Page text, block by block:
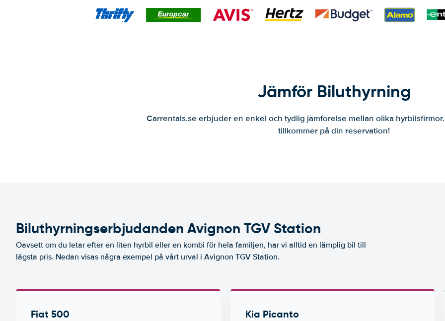
Jämför Biluthyrning
Carrentals.se erbjuder en enkel och tydlig jämförelse mellan olika
tillkommer på din reservation!
Biluthyrningserbjudanden Avignon TGV Station
Oavsett om du letar efter en liten hyrbil eller en kombi för hela familjen, har vi alltid en lämplig bil till
lägsta pris. Nedan visas några exempel på vårt urval i Avignon TGV Station.
Fiat 500 Kia Picanto